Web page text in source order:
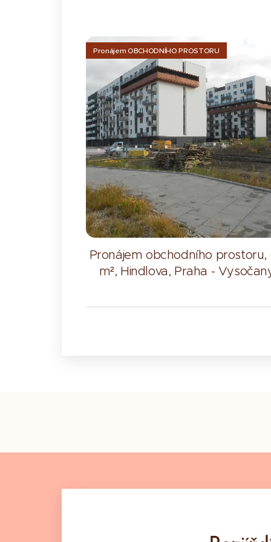
Pronájem obchodního prostoru,
m², Hindlova, Praha -
Pronájem OBCHODNÍHO PROSTORU